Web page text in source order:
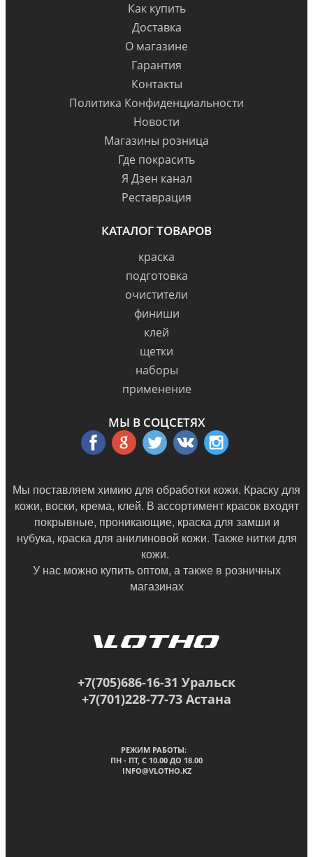
Как купить
Доставка
О магазине
Гарантия
Контакты
Политика Конфиденциальности
Новости
Магазины розница
Где покрасить
Я Дзен канал
Реставрация
КАТАЛОГ ТОВАРОВ
краска
подготовка
очистители
финиши
клей
щетки
наборы
применение
МЫ В СОЦСЕТЯХ
Мы поставляем химию для обработки кожи. Краску для
кожи, воски, крема, клей. В ассортимент красок входят
покрывные, проникающие, краска для замши и
нубука, краска для анилиновой кожи. Также нитки для
кожи.
У нас можно купить оптом, а также в розничных
магазинах
+7(705)686-16-31 Уральск
+7(701)228-77-73 Астана
РЕЖИМ РАБОТЫ:
ПН - ПТ, C 10.00 ДО 18.00
INFO@VLOTHO.KZ